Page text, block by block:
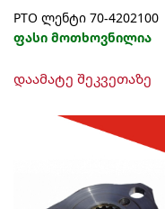
PTO ლენტი 70-4202100
ფასი მოთხოვნილია
დაამატე შეკვეთაზე